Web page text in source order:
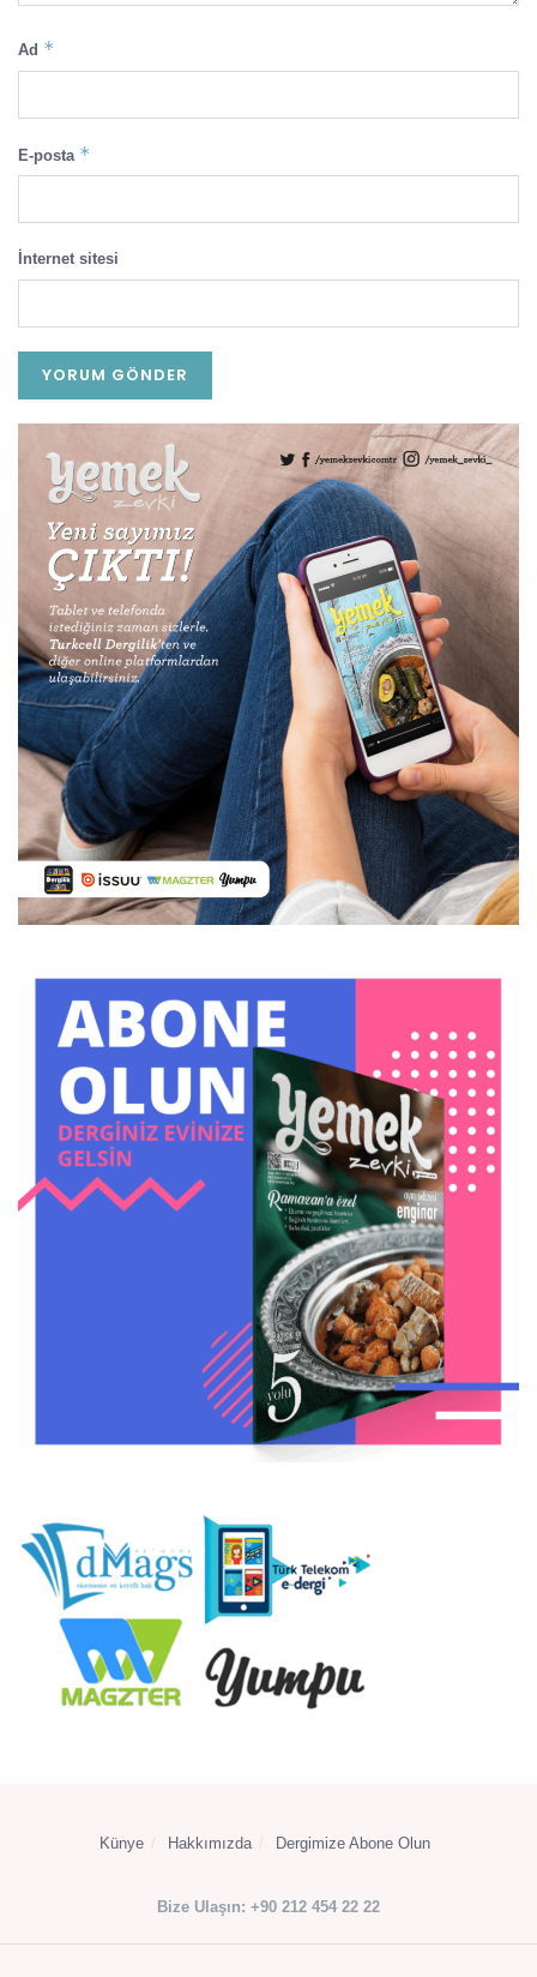
Ad *
E-posta *
İnternet sitesi
Künye Hakkımızda Dergimize Abone Olun
Bize Ulaşın: +90 212 454 22 22